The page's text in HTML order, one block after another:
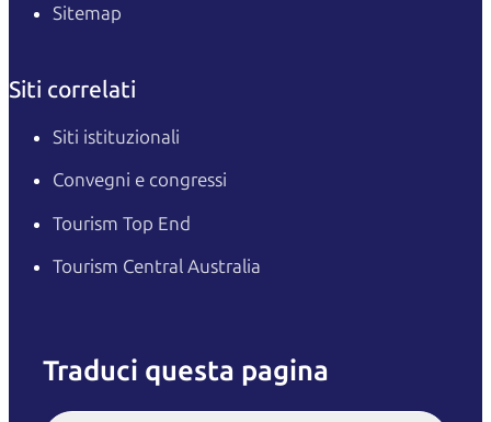
Sitemap
Siti correlati
Siti istituzionali
Convegni e congressi
Tourism Top End
Tourism Central Australia
Traduci questa pagina
Italiano